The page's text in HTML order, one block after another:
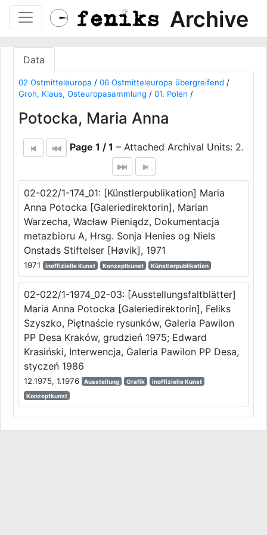
Archive
Data
02 Ostmitteleuropa / 06 Ostmitteleuropa übergreifend /
Groh, Klaus, Osteuropasammlung / 01. Polen /
Potocka, Maria Anna
Page 1 / 1 – Attached Archival Units: 2.
02-022/1-174_01: [Künstlerpublikation] Maria
Anna Potocka [Galeriedirektorin], Marian
Warzecha, Wacław Pieniądz, Dokumentacja
metazbioru A, Hrsg. Sonja Henies og Niels
Onstads Stiftelser [Høvik], 1971
1971 inoffizielle Kunst Konzeptkunst Künstlerpublikation
02-022/1-1974_02-03: [Ausstellungsfaltblätter]
Maria Anna Potocka [Galeriedirektorin], Feliks
Szyszko, Piętnaście rysunków, Galeria Pawilon
PP Desa Kraków, grudzień 1975; Edward
Krasiński, Interwencja, Galeria Pawilon PP Desa,
styczeń 1986
12.1975, 1.1976 Ausstellung Grafik
inoffizielle Kunst
Konzeptkunst